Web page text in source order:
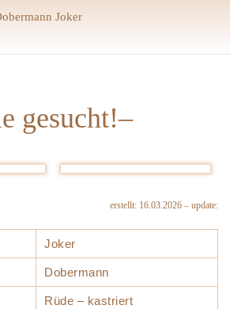
Joker
gesucht!–
erstellt: 16.03.2026 – update:
Joker
Dobermann
Rüde – kastriert